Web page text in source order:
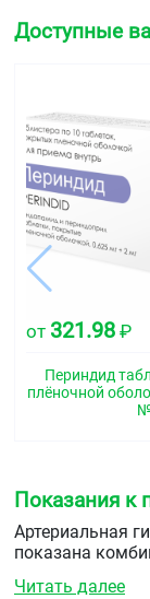
Доступные
от 321.98 ₽
Периндид
плёночной
Показания к
Артериальная
показана
Читать далее